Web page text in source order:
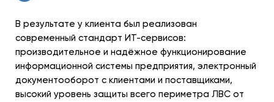
В результате у клиента был реализован
современный стандарт ИТ-сервисов:
производительное и надёжное функционирование
информационной системы предприятия, электронный
документооборот с клиентами и поставщиками,
высокий уровень защиты всего периметра ЛВС от